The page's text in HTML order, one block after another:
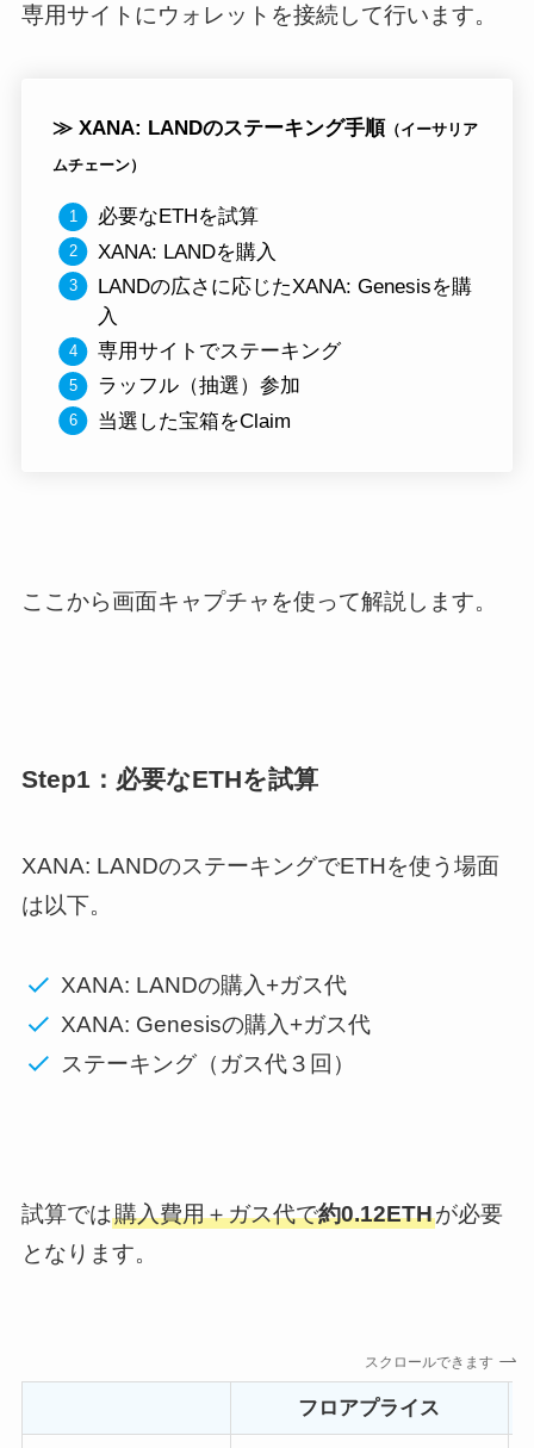
専用サイトにウォレットを接続して行います。
≫ XANA: LANDのステーキング手順 （イーサリア
ムチェーン）
必要なETHを試算
XANA: LANDを購入
LANDの広さに応じたXANA: Genesisを購
入
専用サイトでステーキング
ラッフル（抽選）参加
当選した宝箱をClaim
ここから画面キャプチャを使って解説します。
Step1：必要なETHを試算
XANA: LANDのステーキングでETHを使う場面
は以下。
XANA: LANDの購入+ガス代
XANA: Genesisの購入+ガス代
ステーキング（ガス代３回）
試算では購入費用＋ガス代で約0.12ETHが必要
となります。
スクロールできます
フロアプライス